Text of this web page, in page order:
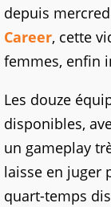
depuis
Career, cette
femmes, enfin
Les douze
disponibles,
un gameplay
laisse en juger
quart-temps